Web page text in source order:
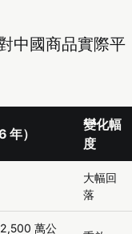
中國商品實際平
）
變化幅
度
大幅回
落
萬公